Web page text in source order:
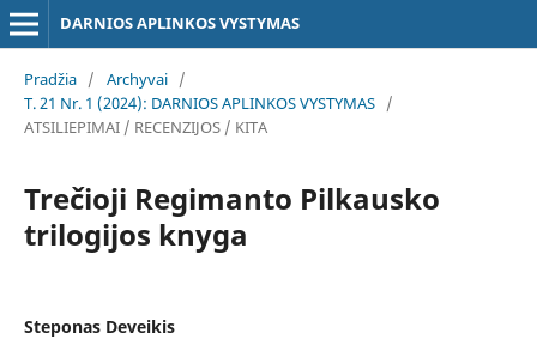
DARNIOS APLINKOS VYSTYMAS
Pradžia / Archyvai /
T. 21 Nr. 1 (2024): DARNIOS APLINKOS VYSTYMAS /
ATSILIEPIMAI / RECENZIJOS / KITA
Trečioji Regimanto Pilkausko
trilogijos knyga
Steponas Deveikis